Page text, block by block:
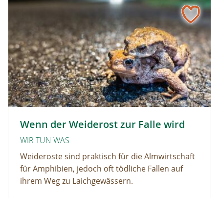
Wenn der Weiderost zur Falle wird
WIR TUN WAS
Weideroste sind praktisch für die Almwirtschaft
für Amphibien, jedoch oft tödliche Fallen auf
ihrem Weg zu Laichgewässern.